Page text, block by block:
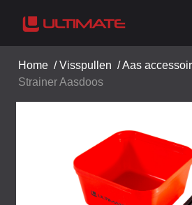
Home /Visspullen /Aas
Strainer Aasdoos